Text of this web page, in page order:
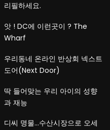
리필하세요.
앗 ! DC에 이런곳이 ? The
Wharf
우리동네 온라인 반상회 넥스트
도어(Next Door)
딱 들어맞는 우리 아이의 성향
과 재능
디씨 명물…수산시장으로 오세